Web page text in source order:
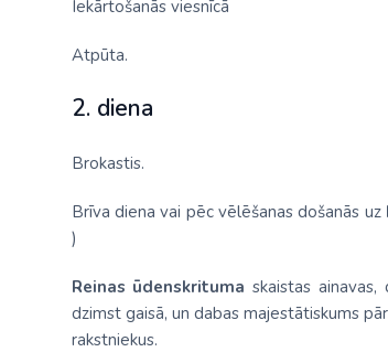
Iekārtošanās viesnīcā
Atpūta.
2. diena
Brokastis.
Brīva diena vai pēc vēlēšanas došanās uz
)
Reinas ūdenskrituma skaistas
dzimst gaisā, un dabas majestātiskums
rakstniekus.